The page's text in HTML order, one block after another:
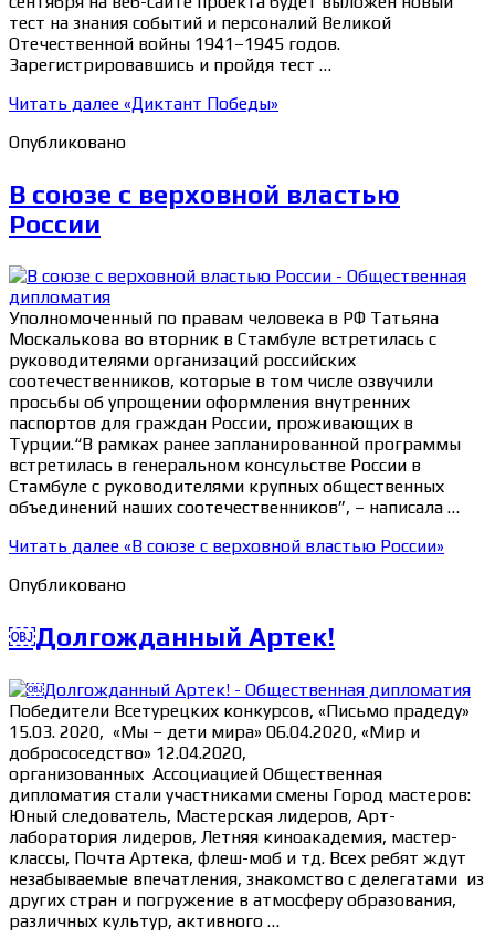
тест на знания событий и персоналий Великой
Отечественной войны 1941–1945 годов.
Зарегистрировавшись и пройдя тест …
Читать далее «Диктант Победы»
Опубликовано
В союзе с верховной властью
России
Уполномоченный по правам человека в РФ Татьяна
Москалькова во вторник в Стамбуле встретилась с
руководителями организаций российских
соотечественников, которые в том числе озвучили
просьбы об упрощении оформления внутренних
паспортов для граждан России, проживающих в
Турции.“В рамках ранее запланированной программы
встретилась в генеральном консульстве России в
Стамбуле с руководителями крупных общественных
объединений наших соотечественников”, – написала …
Читать далее «В союзе с верховной властью России»
Опубликовано
￼Долгожданный Артек!
Победители Всетурецких конкурсов, «Письмо прадеду»
15.03. 2020, «Мы – дети мира» 06.04.2020, «Мир и
добрососедство» 12.04.2020,
организованных Ассоциацией Общественная
дипломатия стали участниками смены Город мастеров:
Юный следователь, Мастерская лидеров, Арт-
лаборатория лидеров, Летняя киноакадемия, мастер-
классы, Почта Артека, флеш-моб и тд. Всех ребят ждут
незабываемые впечатления, знакомство с делегатами из
других стран и погружение в атмосферу образования,
различных культур, активного …